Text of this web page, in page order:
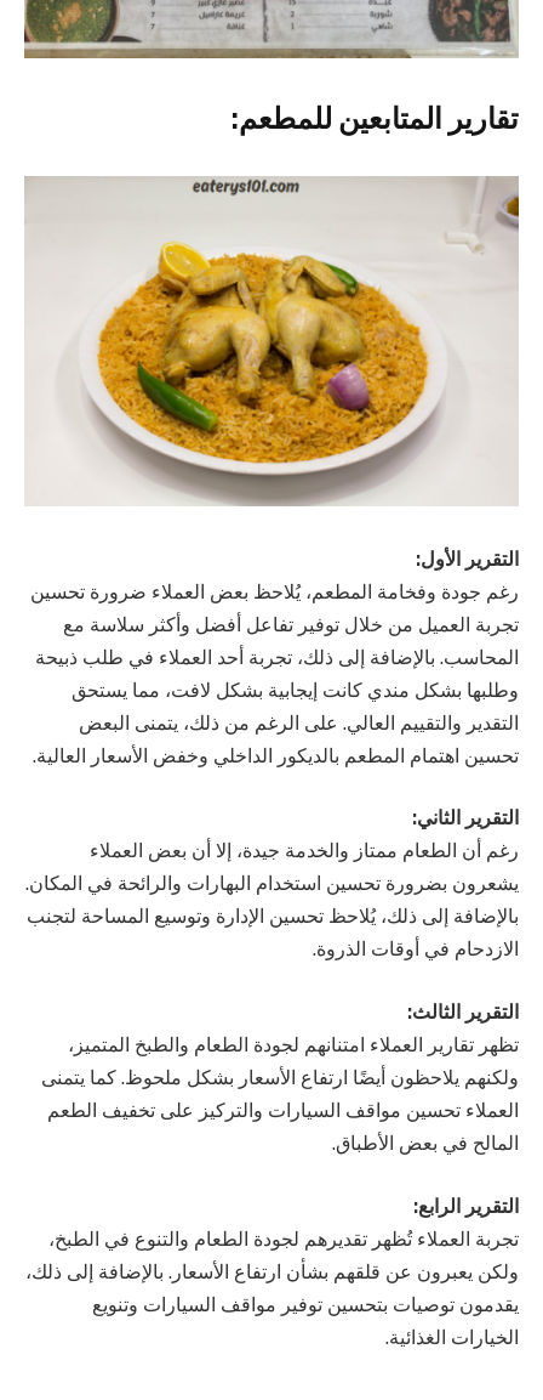
تقارير المتابعين للمطعم:
التقرير الأول:
رغم جودة وفخامة المطعم، يُلاحظ بعض العملاء ضرورة تحسين
تجربة العميل من خلال توفير تفاعل أفضل وأكثر سلاسة مع
المحاسب. بالإضافة إلى ذلك، تجربة أحد العملاء في طلب ذبيحة
وطلبها بشكل مندي كانت إيجابية بشكل لافت، مما يستحق
التقدير والتقييم العالي. على الرغم من ذلك، يتمنى البعض
تحسين اهتمام المطعم بالديكور الداخلي وخفض الأسعار العالية.
التقرير الثاني:
رغم أن الطعام ممتاز والخدمة جيدة، إلا أن بعض العملاء
يشعرون بضرورة تحسين استخدام البهارات والرائحة في المكان.
بالإضافة إلى ذلك، يُلاحظ تحسين الإدارة وتوسيع المساحة لتجنب
الازدحام في أوقات الذروة.
التقرير الثالث:
تظهر تقارير العملاء امتنانهم لجودة الطعام والطبخ المتميز،
ولكنهم يلاحظون أيضًا ارتفاع الأسعار بشكل ملحوظ. كما يتمنى
العملاء تحسين مواقف السيارات والتركيز على تخفيف الطعم
المالح في بعض الأطباق.
التقرير الرابع:
تجربة العملاء تُظهر تقديرهم لجودة الطعام والتنوع في الطبخ،
ولكن يعبرون عن قلقهم بشأن ارتفاع الأسعار. بالإضافة إلى ذلك،
يقدمون توصيات بتحسين توفير مواقف السيارات وتنويع
الخيارات الغذائية.